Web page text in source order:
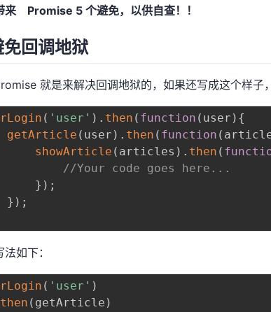
来 Promise 5 个避免，以供自查！！
免回调地狱
就是来解决回调地狱的，如果还写成这个样子
( 'user' ) . then ( function ( user ) {
getArticle ( user ) . then ( function (
showArticle ( articles ) . then (
//Your code goes here...
} ) ;
} ) ;
如下：
( 'user' )
then ( getArticle )